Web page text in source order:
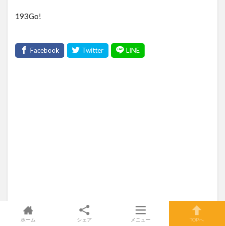
193Go!
ホーム シェア メニュー TOPへ